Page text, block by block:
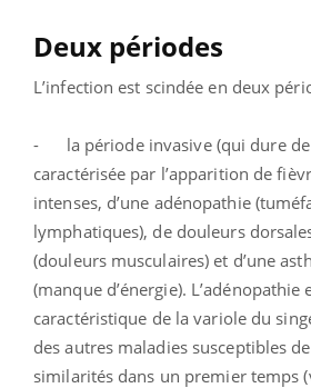
Deux périodes
L’infection est scindée en deux
- la période invasive (qui dure de
caractérisée par l’apparition de
intenses, d’une adénopathie
lymphatiques), de douleurs
(douleurs musculaires) et d’une
(manque d’énergie). L’adénopathie
caractéristique de la variole du
des autres maladies susceptibles
similarités dans un premier temps